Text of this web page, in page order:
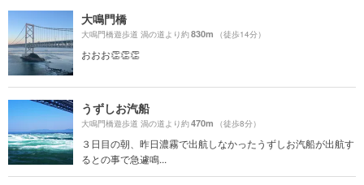
大鳴門橋
大鳴門橋遊歩道 渦の道より約830m （徒歩14分）
おおお👏👏👏
うずしお汽船
大鳴門橋遊歩道 渦の道より約470m （徒歩8分）
３日目の朝、昨日濃霧で出航しなかったうずしお汽船が出航す
るとの事で急遽鳴...